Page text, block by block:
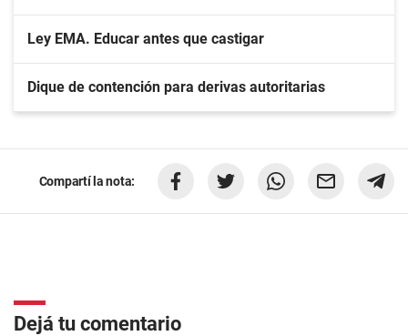
Ley EMA. Educar antes que castigar
Dique de contención para derivas autoritarias
Compartí la nota:
Dejá tu comentario